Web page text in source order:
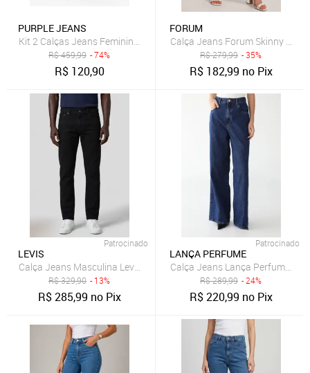
PURPLE JEANS
Kit 2 Calças Jeans Feminina Skinny Yellow Jeans Azul Escuro e
R$459,99 - 74%
R$ 120,90
FORUM
Calça Jeans Forum Skinny
R$279,99 - 35%
R$ 182,99 no Pix
Patrocinado
LEVIS
Calça Jeans Masculina Levis 511 Slim Preta
R$329,90 - 13%
R$285,99 no Pix
Patrocinado
LANÇA PERFUME
Calça Jeans Lança Perfume
R$289,99 - 24%
R$220,99 no Pix